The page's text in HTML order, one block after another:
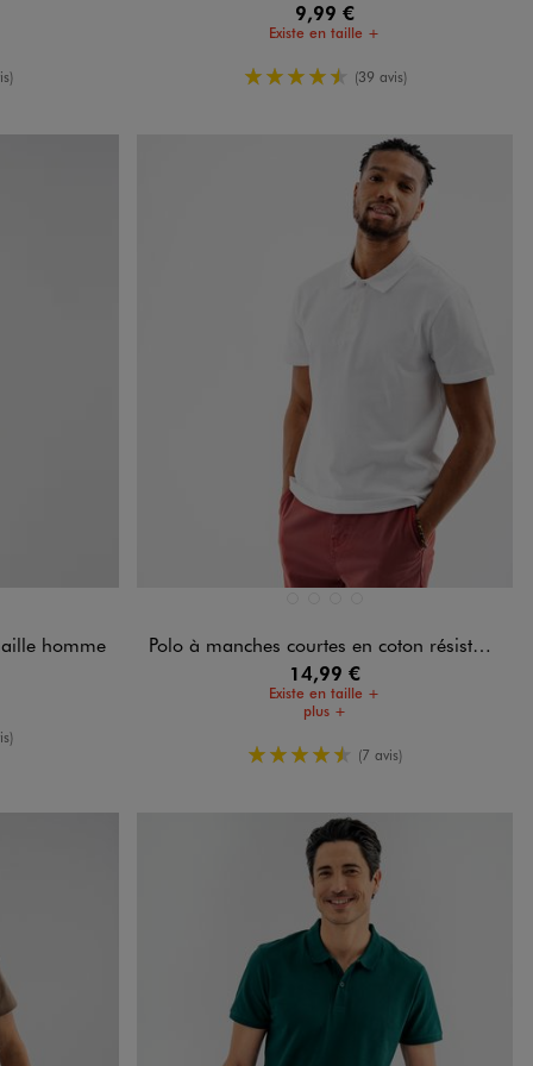
9,99 €
Existe en taille +
4.5/5 de moyenne
(39 avis)
homme
Polo à manches courtes en coton résistant homme
14,99 €
Existe en taille +
plus +
4.5/5 de moyenne
(7 avis)